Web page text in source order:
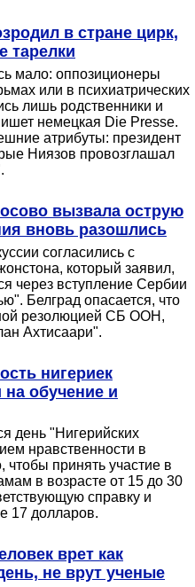
в стране цирк,
тарелки
мало: оппозиционеры
или в психиатрических
лишь родственники и
немецкая Die Presse.
атрибуты: президент
Ниязов провозглашал
вызвала острую
вновь разошлись
согласились с
который заявил,
через вступление Сербии
Белград опасается, что
резолюцией СБ ООН,
Ахтисаари".
нигериек
обучение и
день "Нигерийских
нравственности в
чтобы принять участие в
в возрасте от 15 до 30
справку и
17 долларов.
врет как
не врут ученые